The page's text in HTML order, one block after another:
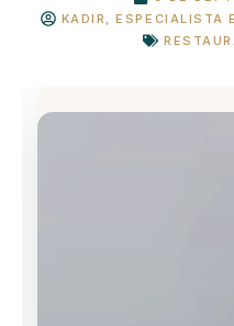
KADIR, ESPECIALISTA